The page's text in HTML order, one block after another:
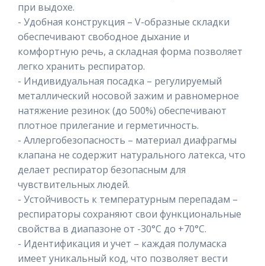
при выдохе.
- Удобная конструкция – V-образные складки
обеспечивают свободное дыхание и
комфортную речь, а складная форма позволяет
легко хранить респиратор.
- Индивидуальная посадка – регулируемый
металлический носовой зажим и равномерное
натяжение резинок (до 500%) обеспечивают
плотное прилегание и герметичность.
- Аллергобезопасность – материал диафрагмы
клапана не содержит натурального латекса, что
делает респиратор безопасным для
чувствительных людей.
- Устойчивость к температурным перепадам –
респираторы сохраняют свои функциональные
свойства в диапазоне от -30°C до +70°C.
- Идентификация и учет – каждая полумаска
имеет уникальный код, что позволяет вести